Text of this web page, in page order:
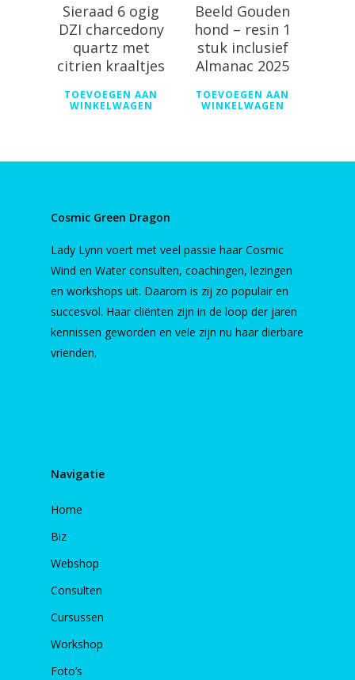
Sieraad 6 ogig
DZI charcedony
quartz met
citrien kraaltjes
TOEVOEGEN AAN
WINKELWAGEN
Beeld Gouden
hond – resin 1
stuk inclusief
Almanac 2025
TOEVOEGEN AAN
WINKELWAGEN
Cosmic Green Dragon
Lady Lynn voert met veel passie haar Cosmic
Wind en Water consulten, coachingen, lezingen
en workshops uit. Daarom is zij zo populair en
succesvol. Haar cliënten zijn in de loop der jaren
kennissen geworden en vele zijn nu haar dierbare
vrienden.
Navigatie
Home
Biz
Webshop
Consulten
Cursussen
Workshop
Foto’s